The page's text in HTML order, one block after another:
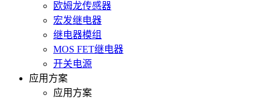
欧姆龙传感器
宏发继电器
继电器模组
MOS FET继电器
开关电源
应用方案
应用方案